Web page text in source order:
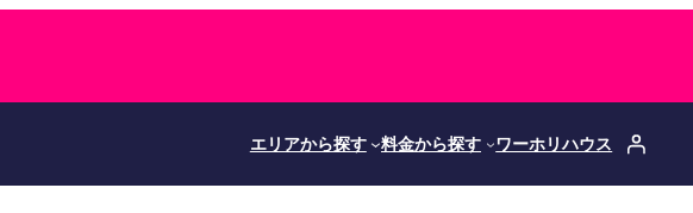
エリアから探す 料金から探す ワーホリハウス